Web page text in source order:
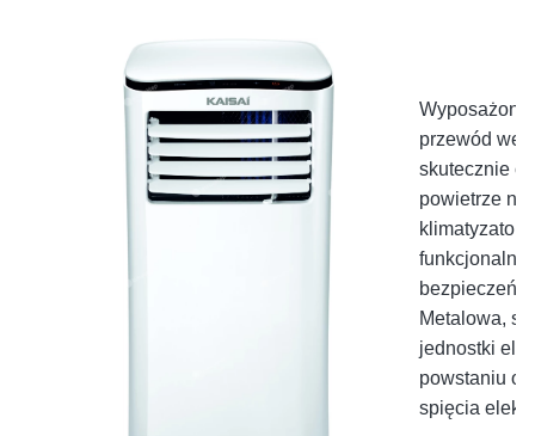
Wyposażony
przewód
skutecznie
powietrze na
klimatyzator
Metalowa,
jednostki
powstaniu
spięcia